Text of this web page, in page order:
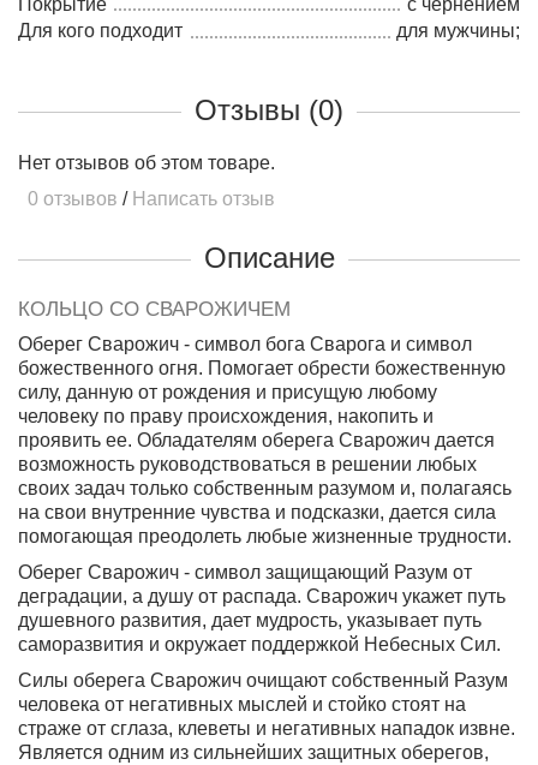
Для кого подходит
для мужчины;
Отзывы (0)
Нет отзывов об этом товаре.
0 отзывов / Написать отзыв
Описание
КОЛЬЦО СО СВАРОЖИЧЕМ
Оберег Сварожич - символ бога Сварога и символ
божественного огня. Помогает обрести божественную
силу, данную от рождения и присущую любому
человеку по праву происхождения, накопить и
проявить ее. Обладателям оберега Сварожич дается
возможность руководствоваться в решении любых
своих задач только собственным разумом и, полагаясь
на свои внутренние чувства и подсказки, дается сила
помогающая преодолеть любые жизненные трудности.
Оберег Сварожич - символ защищающий Разум от
деградации, а душу от распада. Сварожич укажет путь
душевного развития, дает мудрость, указывает путь
саморазвития и окружает поддержкой Небесных Сил.
Силы оберега Сварожич очищают собственный Разум
человека от негативных мыслей и стойко стоят на
страже от сглаза, клеветы и негативных нападок извне.
Является одним из сильнейших защитных оберегов,